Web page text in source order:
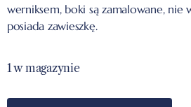
werniksem, boki są zamalowane, nie
posiada zawieszkę.
1 w magazynie